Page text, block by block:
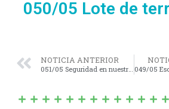
050/05 Lote de
NOTICIA ANTERIOR
051/05 Seguridad en nuestro pueblo